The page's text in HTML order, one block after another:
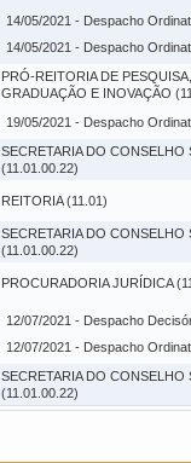
14/05/2021 - Despacho
14/05/2021 - Despacho
PRÓ-REITORIA DE
GRADUAÇÃO E INOVAÇÃO
19/05/2021 - Despacho
SECRETARIA DO CONSELHO
(11.01.00.22)
REITORIA (11.01)
SECRETARIA DO CONSELHO
(11.01.00.22)
PROCURADORIA JURÍDICA
12/07/2021 - Despacho
12/07/2021 - Despacho
SECRETARIA DO CONSELHO
(11.01.00.22)